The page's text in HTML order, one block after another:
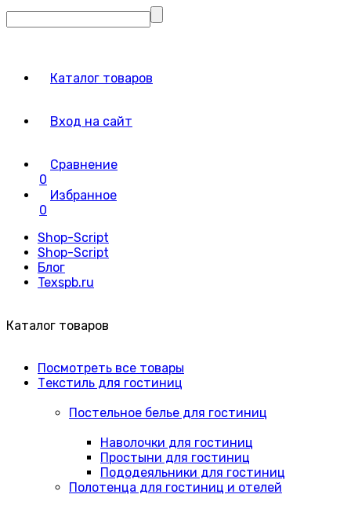
Каталог товаров
Вход на сайт
Сравнение
0
Избранное
0
Shop-Script
Shop-Script
Блог
Texspb.ru
Каталог товаров
Посмотреть все товары
Текстиль для гостиниц
Постельное белье для гостиниц
Наволочки для гостиниц
Простыни для гостиниц
Пододеяльники для гостиниц
Полотенца для гостиниц и отелей